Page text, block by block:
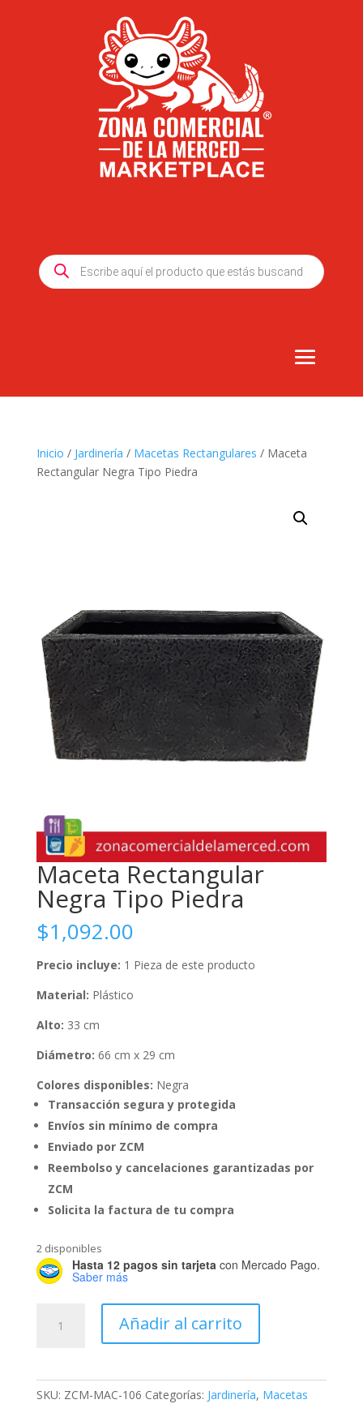
Products
search
Inicio / Jardinería / Macetas Rectangulares / Maceta
Rectangular Negra Tipo Piedra
Maceta Rectangular
Negra Tipo Piedra
$1,092.00
Precio incluye: 1 Pieza de este producto
Material: Plástico
Alto: 33 cm
Diámetro: 66 cm x 29 cm
Colores disponibles: Negra
Transacción segura y protegida
Envíos sin mínimo de compra
Enviado por ZCM
Reembolso y cancelaciones garantizadas por
ZCM
Solicita la factura de tu compra
2 disponibles
Hasta 12 pagos sin tarjeta con Mercado Pago.
Saber más
Rectangular
Añadir al carrito
SKU: ZCM-MAC-106 Categorías: Jardinería, Macetas